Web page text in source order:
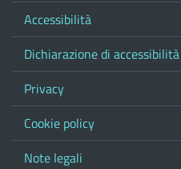
Accessibilità
Dichiarazione di accessibilità
Privacy
Cookie policy
Note legali